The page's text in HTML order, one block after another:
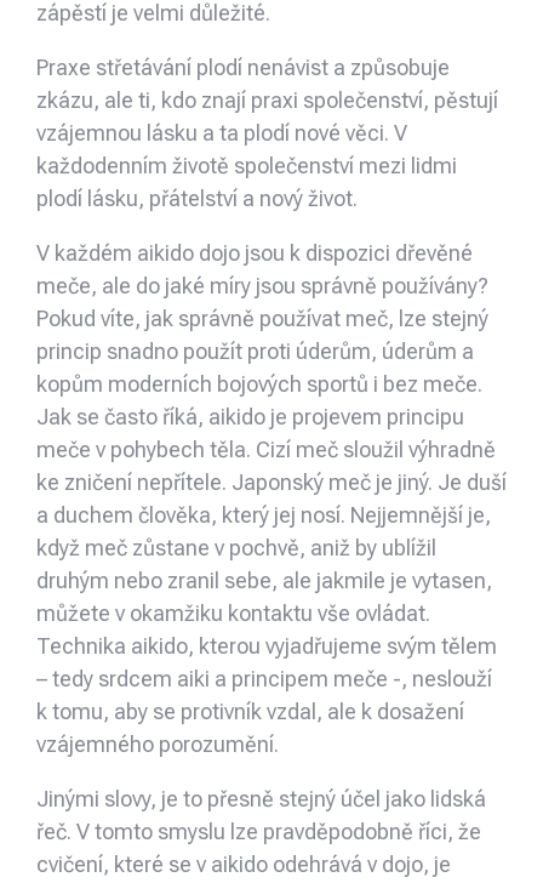
zápěstí je velmi důležité.
Praxe střetávání plodí nenávist a způsobuje
zkázu, ale ti, kdo znají praxi společenství, pěstují
vzájemnou lásku a ta plodí nové věci. V
každodenním životě společenství mezi lidmi
plodí lásku, přátelství a nový život.
V každém aikido dojo jsou k dispozici dřevěné
meče, ale do jaké míry jsou správně používány?
Pokud víte, jak správně používat meč, lze stejný
princip snadno použít proti úderům, úderům a
kopům moderních bojových sportů i bez meče.
Jak se často říká, aikido je projevem principu
meče v pohybech těla. Cizí meč sloužil výhradně
ke zničení nepřítele. Japonský meč je jiný. Je duší
a duchem člověka, který jej nosí. Nejjemnější je,
když meč zůstane v pochvě, aniž by ublížil
druhým nebo zranil sebe, ale jakmile je vytasen,
můžete v okamžiku kontaktu vše ovládat.
Technika aikido, kterou vyjadřujeme svým tělem
– tedy srdcem aiki a principem meče -, neslouží
k tomu, aby se protivník vzdal, ale k dosažení
vzájemného porozumění.
Jinými slovy, je to přesně stejný účel jako lidská
řeč. V tomto smyslu lze pravděpodobně říci, že
cvičení, které se v aikido odehrává v dojo, je